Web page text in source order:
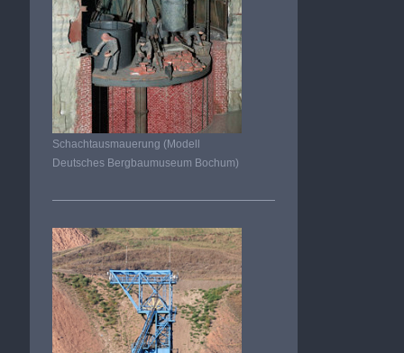
Schachtausmauerung (Modell
Deutsches Bergbaumuseum Bochum)